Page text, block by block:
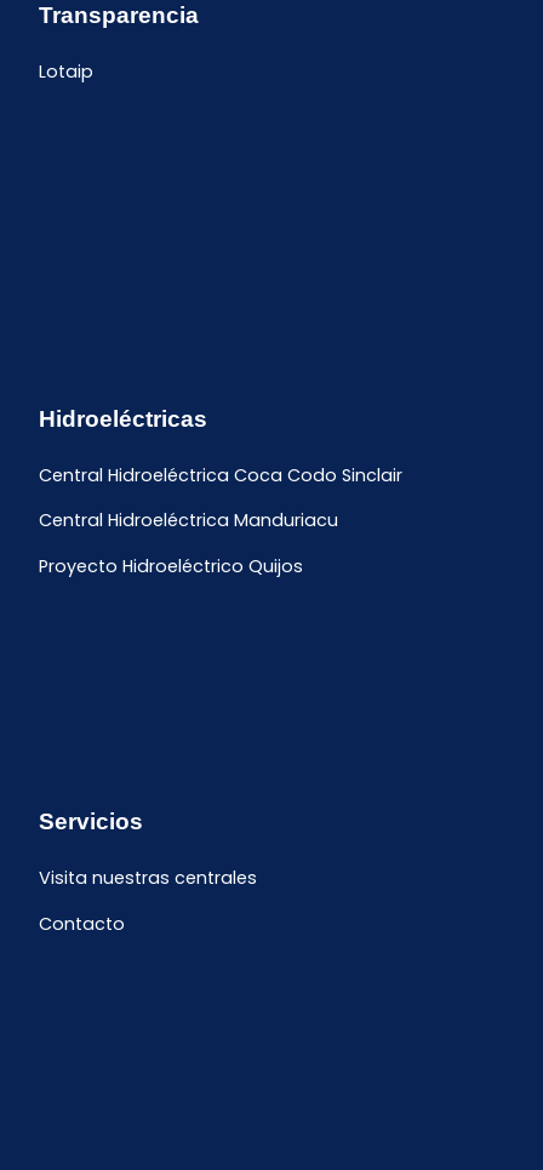
Transparencia
Lotaip
Hidroeléctricas
Central Hidroeléctrica Coca Codo Sinclair
Central Hidroeléctrica Manduriacu
Proyecto Hidroeléctrico Quijos
Servicios
Visita nuestras centrales
Contacto